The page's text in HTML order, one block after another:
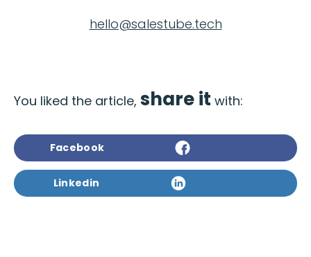
hello@salestube.tech
You liked the article, share it with:
Facebook
Linkedin